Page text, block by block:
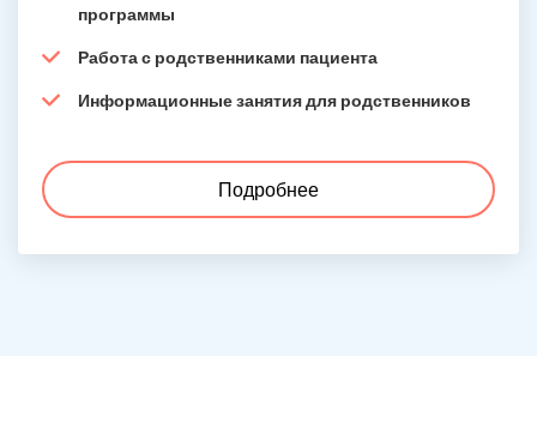
программы
Работа с родственниками пациента
Информационные занятия для родственников
Подробнее